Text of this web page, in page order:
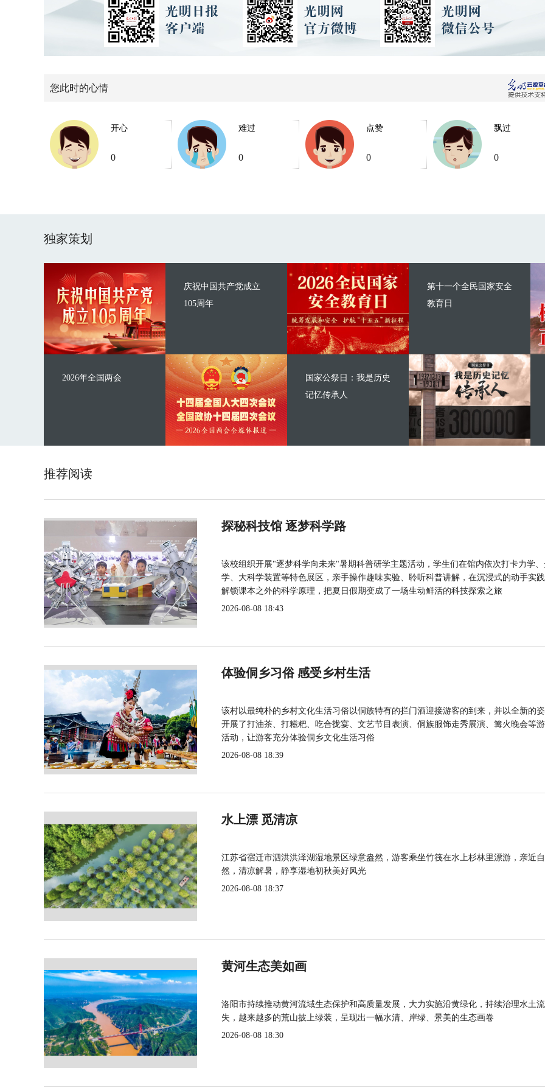
您此时的心情
开心
0
难过
0
点赞
0
飘过
0
独家策划
庆祝中国共产党成立
105周年
2026年全国两会
第十一个全民国家安全
教育日
国家公祭日：我是历史
记忆传承人
推荐阅读
探秘科技馆 逐梦科学路
该校组织开展"逐梦科学向未来"暑期科普研学主题活动，学生们在馆内依次打卡力学
学、大科学装置等特色展区，亲手操作趣味实验、聆听科普讲解，在沉浸式的动手实
解锁课本之外的科学原理，把夏日假期变成了一场生动鲜活的科技探索之旅
2026-08-08 18:43
体验侗乡习俗 感受乡村生活
该村以最纯朴的乡村文化生活习俗以侗族特有的拦门酒迎接游客的到来，并以全新的
开展了打油茶、打糍粑、吃合拢宴、文艺节目表演、侗族服饰走秀展演、篝火晚会等
活动，让游客充分体验侗乡文化生活习俗
2026-08-08 18:39
水上漂 觅清凉
江苏省宿迁市泗洪洪泽湖湿地景区绿意盎然，游客乘坐竹筏在水上杉林里漂游，亲近自
然，清凉解暑，静享湿地初秋美好风光
2026-08-08 18:37
黄河生态美如画
洛阳市持续推动黄河流域生态保护和高质量发展，大力实施沿黄绿化，持续治理水土流
失，越来越多的荒山披上绿装，呈现出一幅水清、岸绿、景美的生态画卷
2026-08-08 18:30